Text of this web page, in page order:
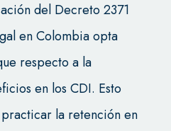
del Decreto 2371
en Colombia opta
respecto a la
en los CDI. Esto
la retención en